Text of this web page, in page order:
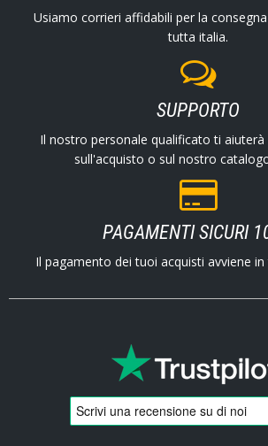
Usiamo corrieri affidabili per la
tutta italia.
SUPPORTO
Il nostro personale qualificato ti aiuterà
sull'acquisto o sul nostro
PAGAMENTI SICURI
Il pagamento dei tuoi acquisti avviene